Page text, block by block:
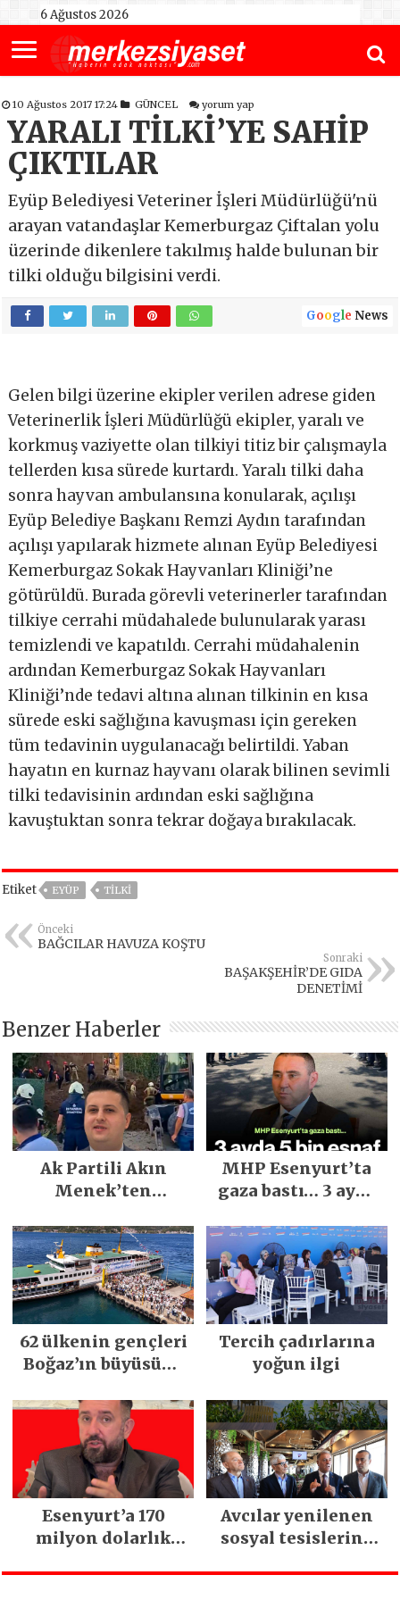
6 Ağustos 2026
10 Ağustos 2017 17:24 GÜNCEL yorum yap
YARALI TİLKİ’YE SAHİP
ÇIKTILAR
Eyüp Belediyesi Veteriner İşleri Müdürlüğü'nü
arayan vatandaşlar Kemerburgaz Çiftalan yolu
üzerinde dikenlere takılmış halde bulunan bir
tilki olduğu bilgisini verdi.
Google News
Gelen bilgi üzerine ekipler verilen adrese giden
Veterinerlik İşleri Müdürlüğü ekipler, yaralı ve
korkmuş vaziyette olan tilkiyi titiz bir çalışmayla
tellerden kısa sürede kurtardı. Yaralı tilki daha
sonra hayvan ambulansına konularak, açılışı
Eyüp Belediye Başkanı Remzi Aydın tarafından
açılışı yapılarak hizmete alınan Eyüp Belediyesi
Kemerburgaz Sokak Hayvanları Kliniği’ne
götürüldü. Burada görevli veterinerler tarafından
tilkiye cerrahi müdahalede bulunularak yarası
temizlendi ve kapatıldı. Cerrahi müdahalenin
ardından Kemerburgaz Sokak Hayvanları
Kliniği’nde tedavi altına alınan tilkinin en kısa
sürede eski sağlığına kavuşması için gereken
tüm tedavinin uygulanacağı belirtildi. Yaban
hayatın en kurnaz hayvanı olarak bilinen sevimli
tilki tedavisinin ardından eski sağlığına
kavuştuktan sonra tekrar doğaya bırakılacak.
Etiket EYÜP TİLKİ
Önceki
BAĞCILAR HAVUZA KOŞTU
Sonraki
BAŞAKŞEHİR’DE GIDA
DENETİMİ
Benzer Haberler
Ak Partili Akın
Menek’ten
heyelan sonrası
kritik uyarı
MHP Esenyurt’ta
gaza bastı… 3 ayda
edildi
62 ülkenin gençleri
Boğaz’ın büyüsüne
Tercih çadırlarına
yoğun ilgi
Esenyurt’a 170
milyon dolarlık
İstanbul’un tek
Avcılar yenilenen
sosyal tesislerine